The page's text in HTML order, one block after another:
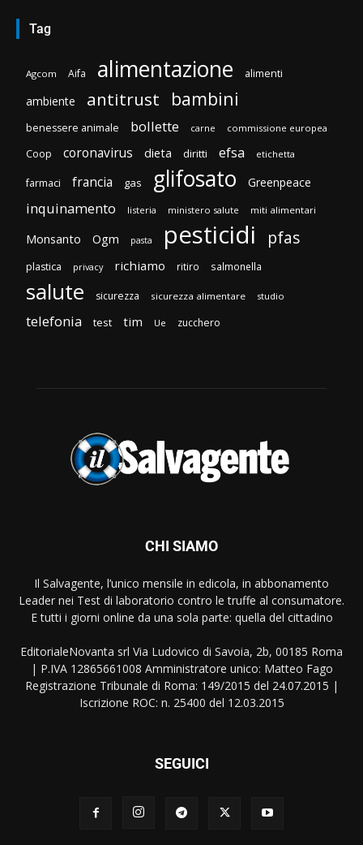
Tag
Agcom Aifa alimentazione alimenti
ambiente antitrust bambini
benessere animale bollette carne commissione europea
Coop coronavirus dieta diritti efsa etichetta
farmaci francia gas glifosato Greenpeace
inquinamento listeria ministero salute miti alimentari
Monsanto Ogm pasta pesticidi pfas
plastica privacy richiamo ritiro salmonella
salute sicurezza sicurezza alimentare studio
telefonia test tim Ue zucchero
CHI SIAMO
Il Salvagente, l’unico mensile in edicola, in abbonamento
Leader nei Test di laboratorio contro le truffe al consumatore.
E tutti i giorni online da una sola parte: quella del cittadino
EditorialeNovanta srl Via Ludovico di Savoia, 2b, 00185 Roma
| P.IVA 12865661008 Amministratore unico: Matteo Fago
Registrazione Tribunale di Roma: 149/2015 del 24.07.2015 |
Iscrizione ROC: n. 25400 del 12.03.2015
SEGUICI